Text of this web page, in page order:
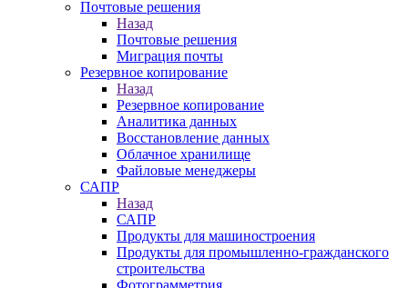
Почтовые решения
Назад
Почтовые решения
Миграция почты
Резервное копирование
Назад
Резервное копирование
Аналитика данных
Восстановление данных
Облачное хранилище
Файловые менеджеры
САПР
Назад
САПР
Продукты для машиностроения
Продукты для промышленно-гражданского
строительства
Фотограмметрия